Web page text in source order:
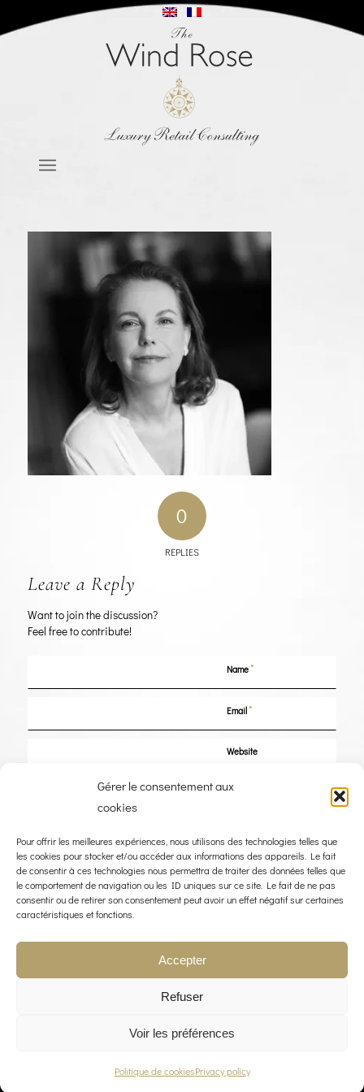
Gérer le consentement aux
cookies
Pour offrir les meilleures expériences, nous utilisons des technologies telles que
les cookies pour stocker et/ou accéder aux informations des appareils. Le fait
de consentir à ces technologies nous permettra de traiter des données telles que
le comportement de navigation ou les ID uniques sur ce site. Le fait de ne pas
consentir ou de retirer son consentement peut avoir un effet négatif sur certaines
caractéristiques et fonctions.
Accepter
Refuser
Voir les préférences
Politique de cookiesPrivacy policy
0
REPLIES
Leave a Reply
Want to join the discussion?
Feel free to contribute!
Name*
Email*
Website
Save my name, email, and website in this browser for the next time I
PRIVACY POLICY CONTACT